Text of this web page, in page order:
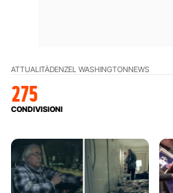
ATTUALITÀDENZEL WASHINGTONNEWS
275
CONDIVISIONI